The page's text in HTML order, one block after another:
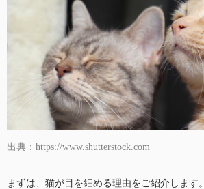
出典：https://www.shutterstock.com
まずは、猫が目を細める理由をご紹介します。